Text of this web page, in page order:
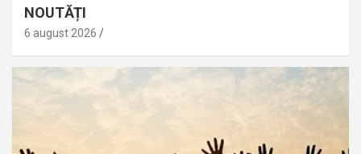
NOUTĂȚI
6 august 2026